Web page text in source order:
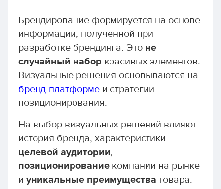
Брендирование формируется на основе
информации, полученной при
разработке брендинга. Это не
случайный набор красивых элементов.
Визуальные решения основываются на
бренд-платформеи стратегии
позиционирования.
На выбор визуальных решений влияют
история бренда, характеристики
целевой аудитории,
позиционированиекомпании на рынке
и уникальные преимущества товара.